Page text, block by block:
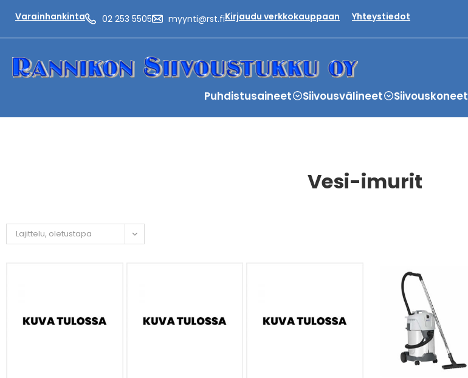
Varainhankinta 02 253 5505 myynti@rst.fiKirjaudu verkkokauppaan Yhteystiedot
Puhdistusaineet Siivousvälineet Siivouskoneet
Vesi-imurit
Lajittelu, oletustapa